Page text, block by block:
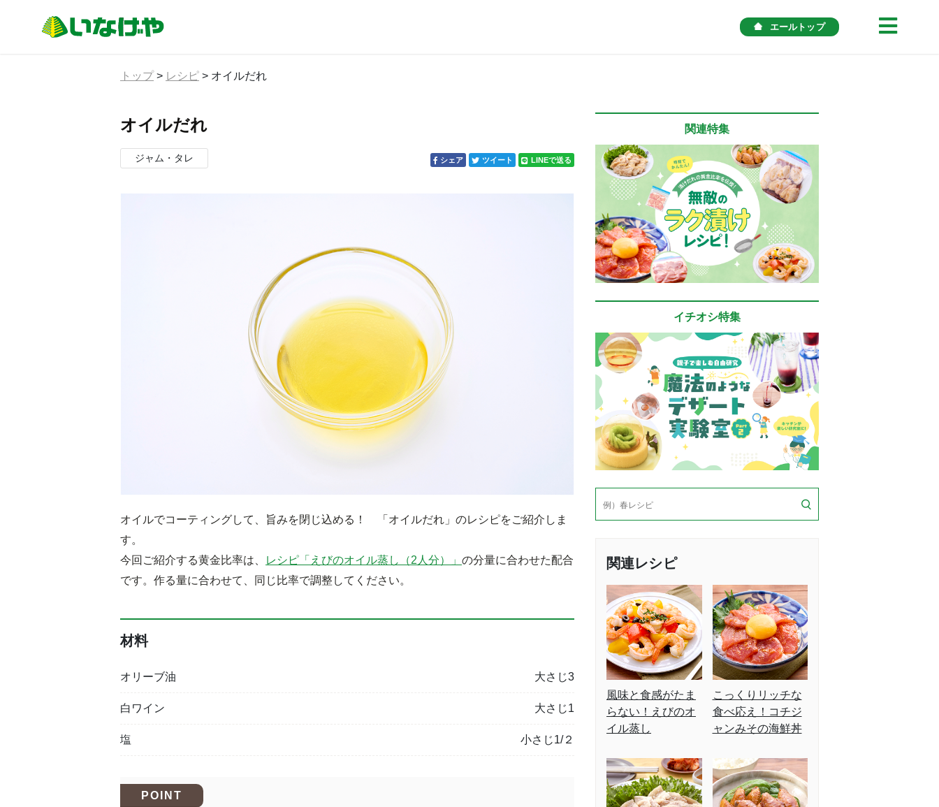
エールトップ
トップ > レシピ > オイルだれ
オイルだれ
ジャム・タレ シェア ツイート LINEで送る
オイルでコーティングして、旨みを閉じ込める！ 「オイルだれ」のレシピをご紹介しま
す。
今回ご紹介する黄金比率は、
レシピ「えびのオイル蒸し（2人分）」 の分量に合わせた配合
です。作る量に合わせて、同じ比率で調整してください。
材料
オリーブ油 大さじ3
白ワイン 大さじ1
塩 小さじ1/２
POINT
関連特集
イチオシ特集
検
索
関連レシピ
風味と食感がたま
らない！えびのオ
イル蒸し
こっくりリッチな
食べ応え！コチジ
ャンみその海鮮丼